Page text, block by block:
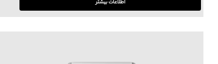
اطلاعات بیشتر